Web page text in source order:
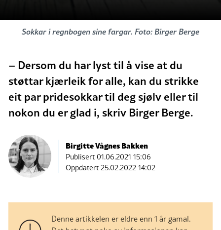
Sokkar i regnbogen sine fargar. Foto: Birger Berge
– Dersom du har lyst til å vise at du
støttar kjærleik for alle, kan du strikke
eit par pridesokkar til deg sjølv eller til
nokon du er glad i, skriv Birger Berge.
Birgitte Vågnes Bakken
Publisert01.06.2021 15:06
Oppdatert 25.02.2022 14:02
Denne artikkelen er eldre enn 1 år gamal.